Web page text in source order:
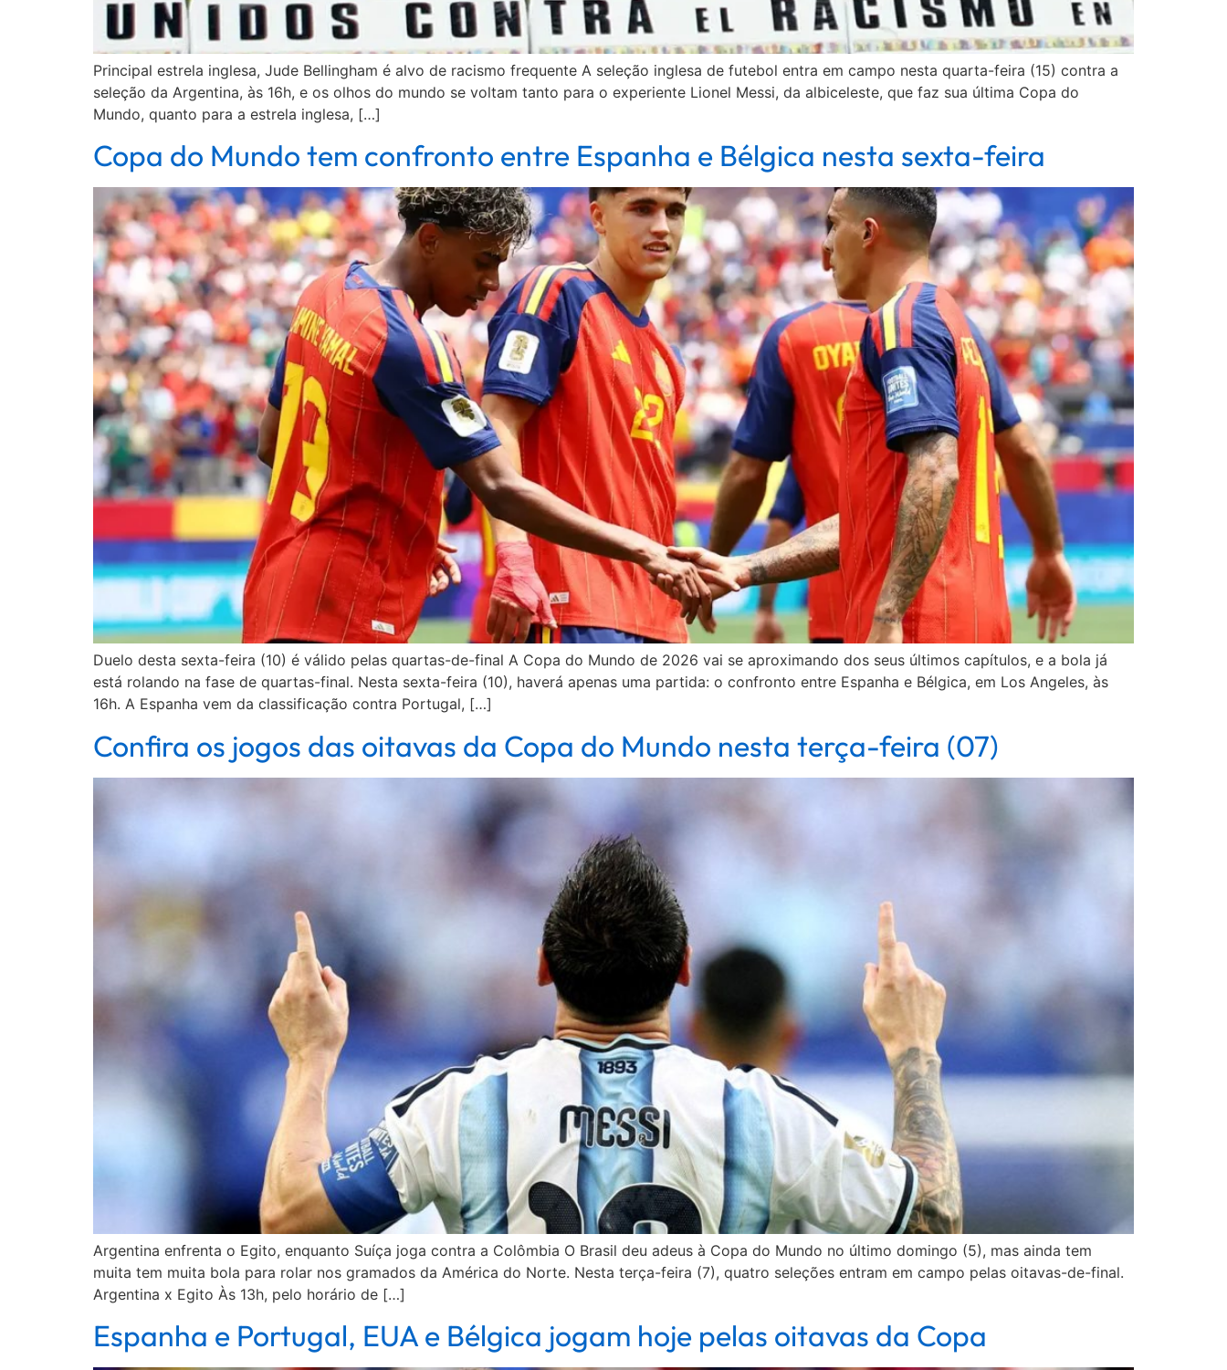
Principal estrela inglesa, Jude Bellingham é alvo de racismo frequente A seleção inglesa de futebol entra em campo nesta quarta-feira (15) contra a
seleção da Argentina, às 16h, e os olhos do mundo se voltam tanto para o experiente Lionel Messi, da albiceleste, que faz sua última Copa do
Mundo, quanto para a estrela inglesa, […]
Copa do Mundo tem confronto entre Espanha e Bélgica nesta sexta-feira
Duelo desta sexta-feira (10) é válido pelas quartas-de-final A Copa do Mundo de 2026 vai se aproximando dos seus últimos capítulos, e a bola já
está rolando na fase de quartas-final. Nesta sexta-feira (10), haverá apenas uma partida: o confronto entre Espanha e Bélgica, em Los Angeles, às
16h. A Espanha vem da classificação contra Portugal, […]
Confira os jogos das oitavas da Copa do Mundo nesta terça-feira (07)
Argentina enfrenta o Egito, enquanto Suíça joga contra a Colômbia O Brasil deu adeus à Copa do Mundo no último domingo (5), mas ainda tem
muita tem muita bola para rolar nos gramados da América do Norte. Nesta terça-feira (7), quatro seleções entram em campo pelas oitavas-de-final.
Argentina x Egito Às 13h, pelo horário de […]
Espanha e Portugal, EUA e Bélgica jogam hoje pelas oitavas da Copa